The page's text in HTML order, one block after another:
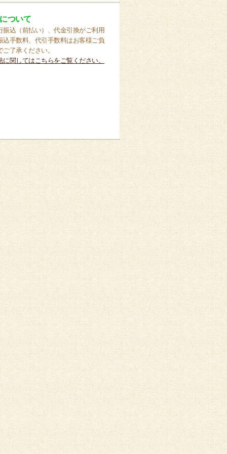
ついて
振込（前払い）、代金引換がご利用
込手数料、代引手数料はお客様ご負
了承ください。
関してはこちらをご覧ください。